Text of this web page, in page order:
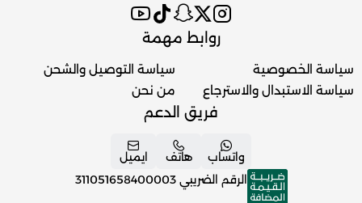
روابط مهمة
سياسة الخصوصية
سياسة الاستبدال والاسترجاع
سياسة التوصيل والشحن
من نحن
فريق الدعم
واتساب هاتف
ايميل
الرقم الضريبي 311051658400003